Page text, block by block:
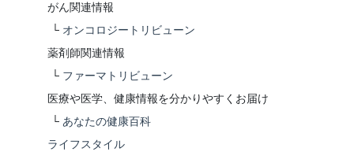
がん関連情報
└ オンコロジートリビューン
薬剤師関連情報
└ ファーマトリビューン
医療や医学、健康情報を分かりやすくお届け
└ あなたの健康百科
ライフスタイル